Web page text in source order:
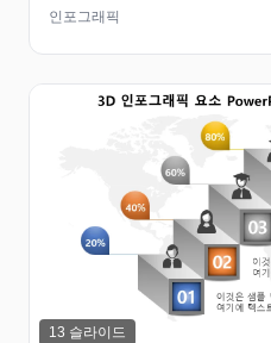
인포그래픽
13 슬라이드